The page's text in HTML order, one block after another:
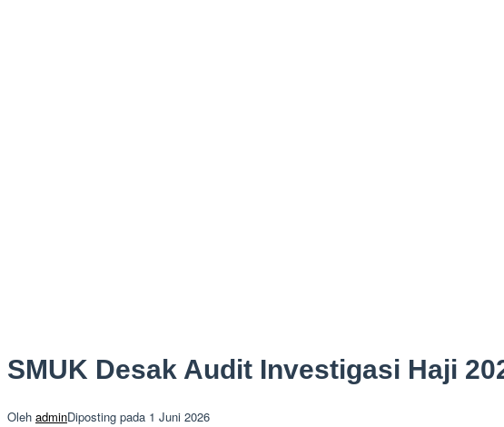
SMUK Desak Audit Investigasi Haji
Oleh adminDiposting pada 1 Juni 2026